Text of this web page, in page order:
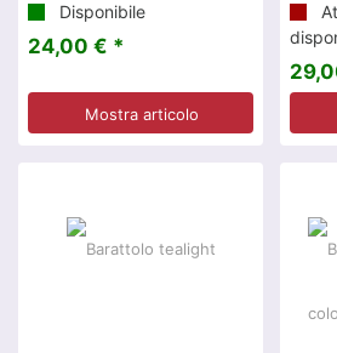
Disponibile
24,00 € *
Mostra articolo